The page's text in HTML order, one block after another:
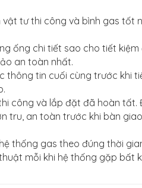
tư thi công và bình gas tốt
ống chi tiết sao cho tiết
an toàn nhất.
tin cuối cùng trước khi
công và lắp đặt đã hoàn tất.
tru, an toàn trước khi bàn
thống gas theo đúng thời
mỗi khi hệ thống gặp bất